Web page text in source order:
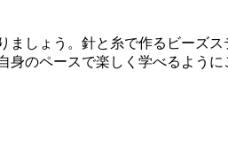
しょう。針と糸で作るビーズ
のペースで楽しく学べるように